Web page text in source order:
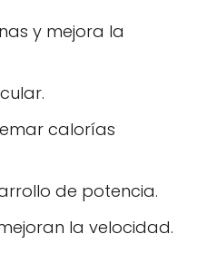
y mejora la
calorías
de potencia.
la velocidad.